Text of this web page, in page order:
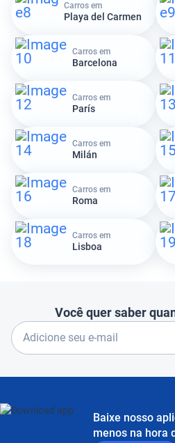
Carros em
Playa del Carmen
Carros em
Barcelona
Carros em
París
Carros em
Milán
Carros em
Roma
Carros em
Lisboa
Você quer saber
Baixe nosso
menos na hora